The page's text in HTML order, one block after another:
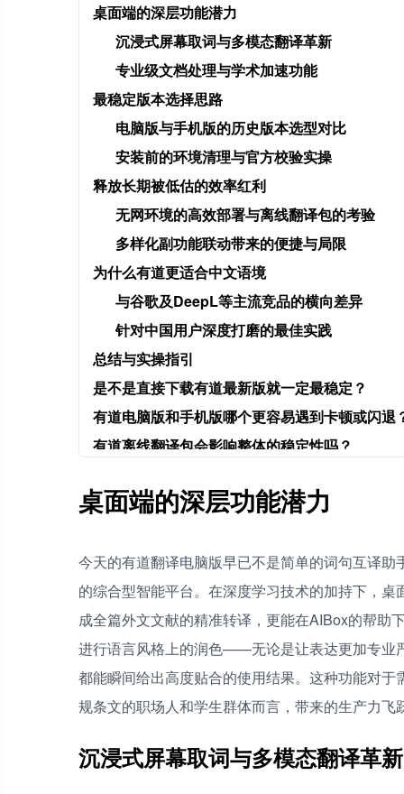
桌面端的深层功能潜力
沉浸式屏幕取词与多模态翻译革新
专业级文档处理与学术加速功能
最稳定版本选择思路
电脑版与手机版的历史版本选型对比
安装前的环境清理与官方校验实操
释放长期被低估的效率红利
无网环境的高效部署与离线翻译包的考验
多样化副功能联动带来的便捷与局限
为什么有道更适合中文语境
与谷歌及DeepL等主流竞品的横向差异
针对中国用户深度打磨的最佳实践
总结与实操指引
是不是直接下载有道最新版就一定最稳定？
有道电脑版和手机版哪个更容易遇到卡顿或闪退
有道离线翻译包会影响整体的稳定性吗？
桌面端的深层功能潜力
今天的有道翻译电脑版早已不是简单的词句互译
的综合型智能平台。在深度学习技术的加持下，
成全篇外文文献的精准转译，更能在AIBox的帮助
进行语言风格上的润色——无论是让表达更加专业
都能瞬间给出高度贴合的使用结果。这种功能对
规条文的职场人和学生群体而言，带来的生产力飞
沉浸式屏幕取词与多模态翻译革新